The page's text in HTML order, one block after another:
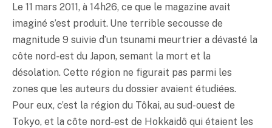
Le 11 mars 2011, à 14h26, ce que le magazine avait
imaginé s’est produit. Une terrible secousse de
magnitude 9 suivie d’un tsunami meurtrier a dévasté la
côte nord-est du Japon, semant la mort et la
désolation. Cette région ne figurait pas parmi les
zones que les auteurs du dossier avaient étudiées.
Pour eux, c’est la région du Tôkai, au sud-ouest de
Tokyo, et la côte nord-est de Hokkaidô qui étaient les